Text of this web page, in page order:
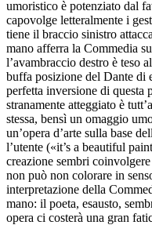
umoristico è potenziato dal
capovolge letteralmente i
tiene il braccio sinistro
mano afferra la Commedia
l’avambraccio destro è teso
buffa posizione del Dante di
perfetta inversione di questa
stranamente atteggiato è
stessa, bensì un omaggio
un’opera d’arte sulla base
l’utente («it’s a beautiful
creazione sembri
non può non colorare in
interpretazione della
mano: il poeta, esausto,
opera ci costerà una gran